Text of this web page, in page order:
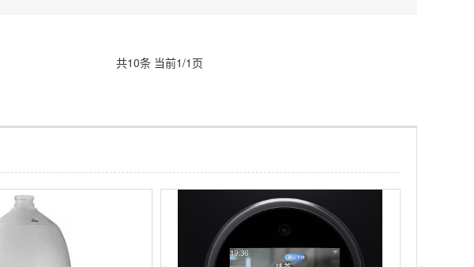
共10条 当前1/1页